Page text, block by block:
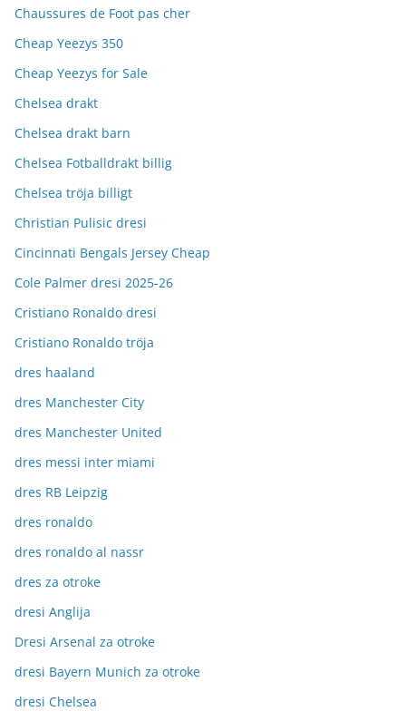
Chaussures de Foot pas cher
Cheap Yeezys 350
Cheap Yeezys for Sale
Chelsea drakt
Chelsea drakt barn
Chelsea Fotballdrakt billig
Chelsea tröja billigt
Christian Pulisic dresi
Cincinnati Bengals Jersey Cheap
Cole Palmer dresi 2025-26
Cristiano Ronaldo dresi
Cristiano Ronaldo tröja
dres haaland
dres Manchester City
dres Manchester United
dres messi inter miami
dres RB Leipzig
dres ronaldo
dres ronaldo al nassr
dres za otroke
dresi Anglija
Dresi Arsenal za otroke
dresi Bayern Munich za otroke
dresi Chelsea